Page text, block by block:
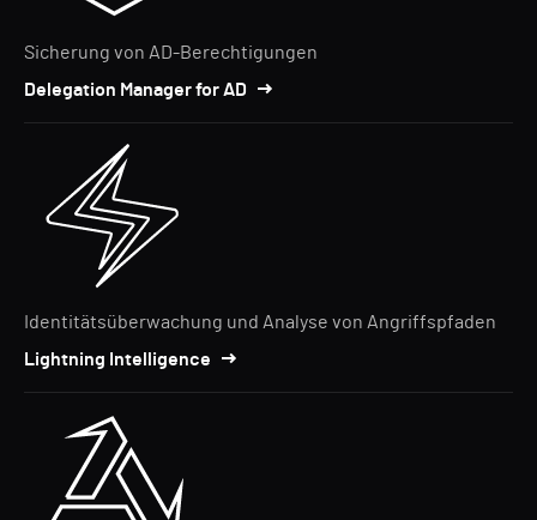
Sicherung von AD-Berechtigungen
Delegation Manager for AD
Identitätsüberwachung und Analyse von Angriffspfaden
Lightning Intelligence